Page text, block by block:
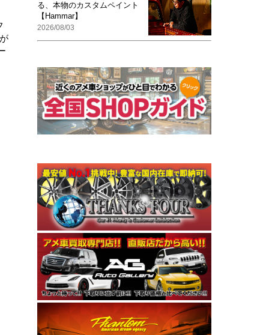
る、本物のカスタムペイント
【Hammar】
2026/08/03